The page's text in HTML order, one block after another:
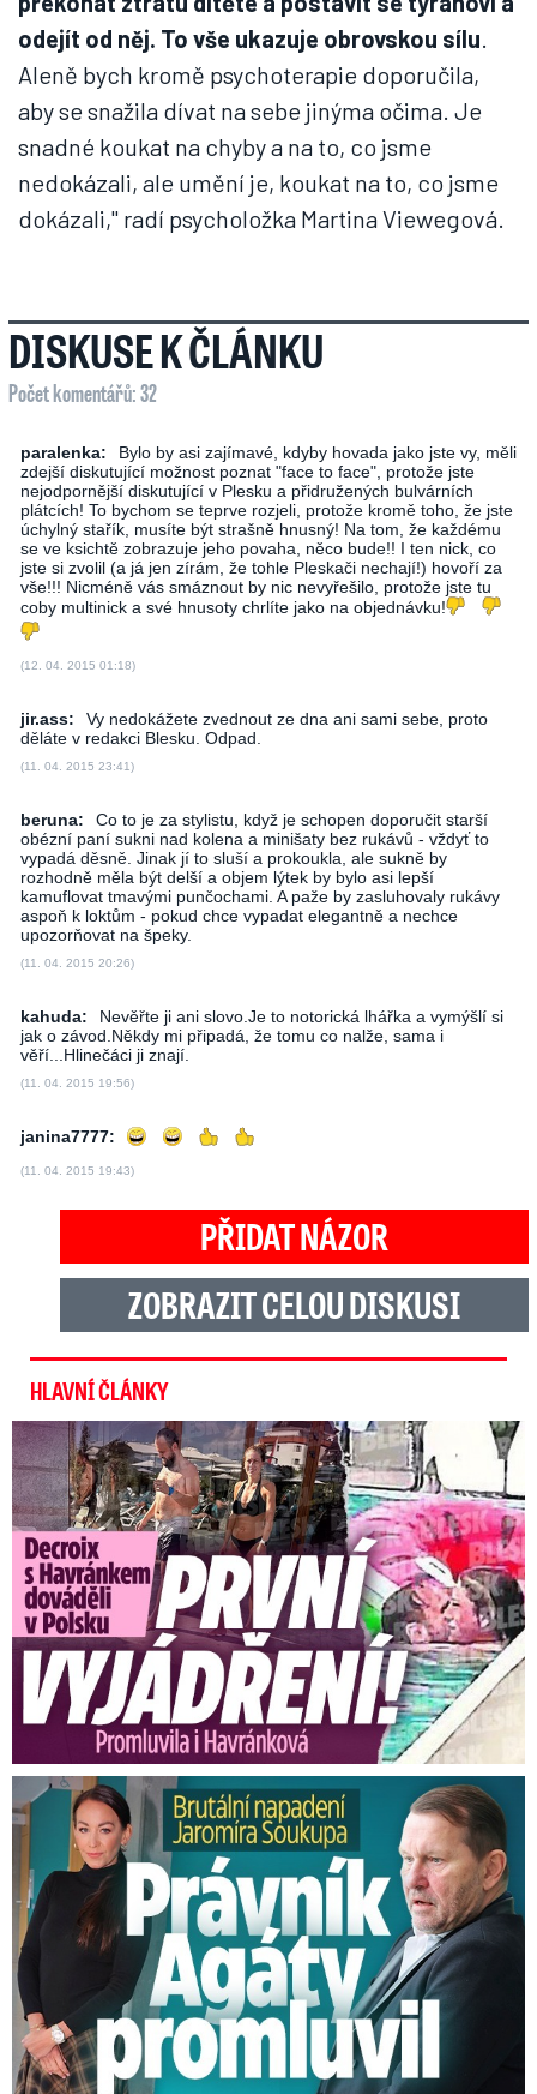
odejít od něj. To vše ukazuje obrovskou sílu.
Aleně bych kromě psychoterapie doporučila,
aby se snažila dívat na sebe jinýma očima. Je
snadné koukat na chyby a na to, co jsme
nedokázali, ale umění je, koukat na to, co jsme
dokázali," radí psycholožka Martina Viewegová.
DISKUSE K ČLÁNKU
Počet komentářů: 32
paralenka:
Bylo by asi zajímavé, kdyby hovada jako jste vy, měli
zdejší diskutující možnost poznat "face to face", protože jste
nejodpornější diskutující v Plesku a přidružených bulvárních
plátcích! To bychom se teprve rozjeli, protože kromě toho, že jste
úchylný stařík, musíte být strašně hnusný! Na tom, že každému
se ve ksichtě zobrazuje jeho povaha, něco bude!! I ten nick, co
jste si zvolil (a já jen zírám, že tohle Pleskači nechají!) hovoří za
vše!!! Nicméně vás smáznout by nic nevyřešilo, protože jste tu
coby multinick a své hnusoty chrlíte jako na objednávku!
(12. 04. 2015 01:18)
jir.ass:
Vy nedokážete zvednout ze dna ani sami sebe, proto
děláte v redakci Blesku. Odpad.
(11. 04. 2015 23:41)
beruna:
Co to je za stylistu, když je schopen doporučit starší
obézní paní sukni nad kolena a minišaty bez rukávů - vždyť to
vypadá děsně. Jinak jí to sluší a prokoukla, ale sukně by
rozhodně měla být delší a objem lýtek by bylo asi lepší
kamuflovat tmavými punčochami. A paže by zasluhovaly rukávy
aspoň k loktům - pokud chce vypadat elegantně a nechce
upozorňovat na špeky.
(11. 04. 2015 20:26)
kahuda:
Nevěřte ji ani slovo.Je to notorická lhářka a vymýšlí si
jak o závod.Někdy mi připadá, že tomu co nalže, sama i
věří...Hlinečáci ji znají.
(11. 04. 2015 19:56)
janina7777:
(11. 04. 2015 19:43)
PŘIDAT NÁZOR
ZOBRAZIT CELOU DISKUSI
HLAVNÍ ČLÁNKY
Exministryně s Havránkem dováděli v Polsku: První slova!
Brutální napadení Soukupa. Právník Agáty promluvil